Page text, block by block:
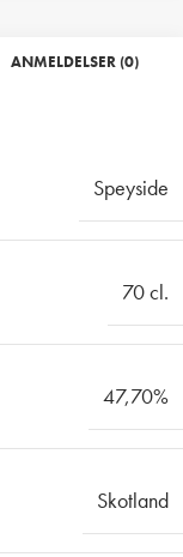
ANMELDELSER (0)
Speyside
70 cl.
47,70%
Skotland